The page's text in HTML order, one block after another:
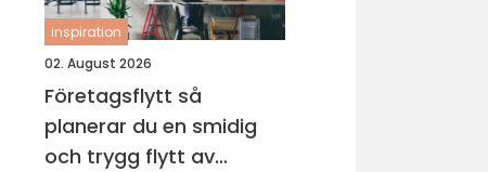
inspiration
02. August 2026
Företagsflytt så
planerar du en smidig
och trygg flytt av